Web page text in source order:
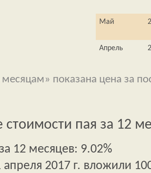
Май
Апрель
показана цена за
пая за 12
12 месяцев: 9.02%
2017 г. вложили